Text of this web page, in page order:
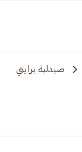
صيدلية برايتي